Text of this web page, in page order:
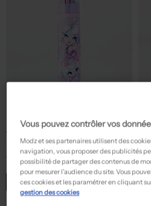
7,96€ 19,90€
NEBULOUS STARS
Accessoire divers - Imprimé fantaisie violet
TU
ACHAT EXPRESS
T :
Vous pouvez contrôler vos
Modz et ses partenaires utilisent des
navigation, vous proposer des publicités
possibilité de partager des contenus de
pour mesurer l’audience du site. Vous
ces cookies et les paramétrer en cliquant
gestion des cookies